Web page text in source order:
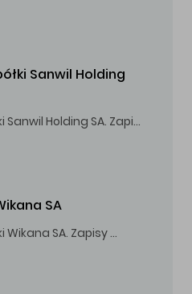
Sanwil Holding
Trwa skup akcji spółki Sanwil Holding SA. Zapisy do 18.08.2026 r. do godz. 16.00.
SA
Trwa skup akcji spółki Wikana SA. Zapisy do 14.08.2026 r. do godz. 16.00.